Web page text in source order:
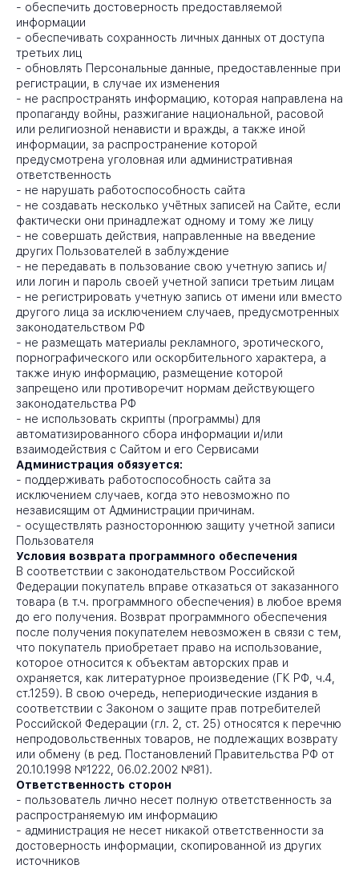
- обеспечить достоверность предоставляемой
информации
- обеспечивать сохранность личных данных от доступа
третьих лиц
- обновлять Персональные данные, предоставленные при
регистрации, в случае их изменения
- не распространять информацию, которая направлена на
пропаганду войны, разжигание национальной, расовой
или религиозной ненависти и вражды, а также иной
информации, за распространение которой
предусмотрена уголовная или административная
ответственность
- не нарушать работоспособность сайта
- не создавать несколько учётных записей на Сайте, если
фактически они принадлежат одному и тому же лицу
- не совершать действия, направленные на введение
других Пользователей в заблуждение
- не передавать в пользование свою учетную запись и/
или логин и пароль своей учетной записи третьим лицам
- не регистрировать учетную запись от имени или вместо
другого лица за исключением случаев, предусмотренных
законодательством РФ
- не размещать материалы рекламного, эротического,
порнографического или оскорбительного характера, а
также иную информацию, размещение которой
запрещено или противоречит нормам действующего
законодательства РФ
- не использовать скрипты (программы) для
автоматизированного сбора информации и/или
взаимодействия с Сайтом и его Сервисами
Администрация обязуется:
- поддерживать работоспособность сайта за
исключением случаев, когда это невозможно по
независящим от Администрации причинам.
- осуществлять разностороннюю защиту учетной записи
Пользователя
Условия возврата программного обеспечения
В соответствии с законодательством Российской
Федерации покупатель вправе отказаться от заказанного
товара (в т.ч. программного обеспечения) в любое время
до его получения. Возврат программного обеспечения
после получения покупателем невозможен в связи с тем,
что покупатель приобретает право на использование,
которое относится к объектам авторских прав и
охраняется, как литературное произведение (ГК РФ, ч.4,
ст.1259). В свою очередь, непериодические издания в
соответствии с Законом о защите прав потребителей
Российской Федерации (гл. 2, ст. 25) относятся к перечню
непродовольственных товаров, не подлежащих возврату
или обмену (в ред. Постановлений Правительства РФ от
20.10.1998 №1222, 06.02.2002 №81).
Ответственность сторон
- пользователь лично несет полную ответственность за
распространяемую им информацию
- администрация не несет никакой ответственности за
достоверность информации, скопированной из других
источников